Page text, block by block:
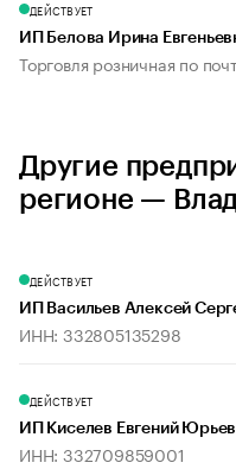
ДЕЙСТВУЕТ
ИП Белова Ирина
Торговля розничная по
Другие
регионе —
ДЕЙСТВУЕТ
ИП Васильев Алексей
ИНН: 332805135298
ДЕЙСТВУЕТ
ИП Киселев Евгений
ИНН: 332709859001